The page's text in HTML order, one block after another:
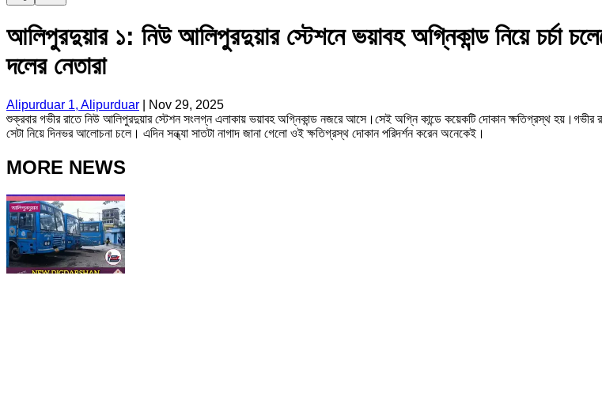
আলিপুরদুয়ার ১: নিউ আলিপুরদুয়ার স্টেশনে ভয়াবহ অগ্নিকান্ড নিয়ে চর্চা
দলের নেতারা
Alipurduar 1, Alipurduar
Nov 29, 2025
শুক্রবার গভীর রাতে নিউ আলিপুরদুয়ার স্টেশন সংলগ্ন এলাকায় ভয়াবহ অগ্নিকান্ড নজরে আসে।সেই অগ্নি কান্ডে কয়েকটি দোকান ক্ষতিগ্রস্থ
সেটা নিয়ে দিনভর আলোচনা চলে। এদিন সন্ধ্যা সাতটা নাগাদ জানা গেলো ওই ক্ষতিগ্রস্থ দোকান পরিদর্শন করেন অনেকেই।
MORE NEWS